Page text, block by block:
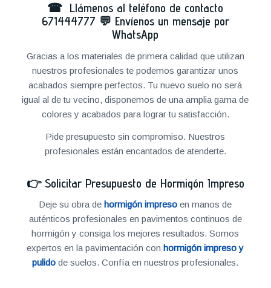
☎ Llámenos al teléfono de contacto
671444777 💬 Envíenos un mensaje por
WhatsApp
Gracias a los materiales de primera calidad que utilizan
nuestros profesionales te podemos garantizar unos
acabados siempre perfectos. Tu nuevo suelo no será
igual al de tu vecino, disponemos de una amplia gama de
colores y acabados para lograr tu satisfacción.
Pide presupuesto sin compromiso. Nuestros
profesionales están encantados de atenderte.
👉 Solicitar Presupuesto de Hormigón Impreso
Deje su obra dehormigón impreso en manos de
auténticos profesionales en pavimentos continuos de
hormigón y consiga los mejores resultados. Somos
expertos en la pavimentación conhormigón impreso y
pulido de suelos. Confía en nuestros profesionales.